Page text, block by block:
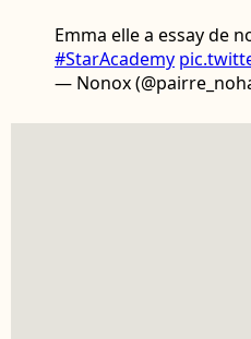
Emma elle a essay de
#StarAcademy
— Nonox